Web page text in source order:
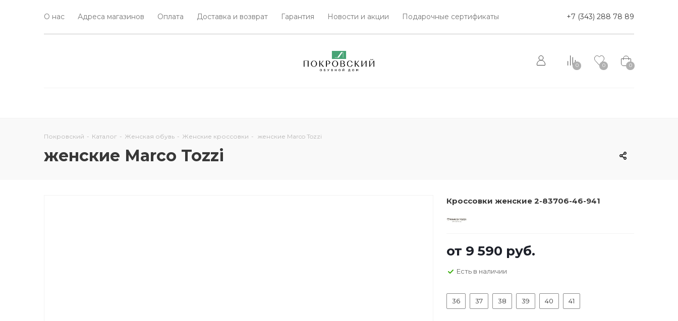
О нас Адреса магазинов Оплата Доставка и возврат Гарантия Новости и акции Подарочные сертификаты +7 (343) 288 78 89
0 0 0
Покровский - Каталог - Женская обувь - Женские кроссовки - женские Marco Tozzi
женские Marco Tozzi
Кроссовки женские 2-83706-46-941
от 9 590 руб.
Есть в наличии
36 37 38 39 40 41